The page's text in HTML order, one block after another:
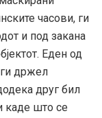
часови, ги
и под закана
Еден од
држел
друг бил
каде што се